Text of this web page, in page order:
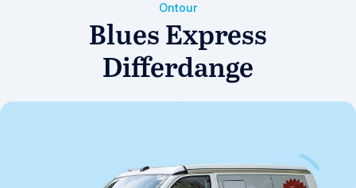
Ontour
Blues Express
Differdange